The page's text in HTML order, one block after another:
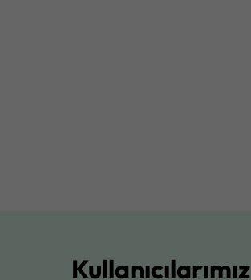
Kullanıcılarımız